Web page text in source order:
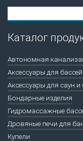
Каталог
Автономная
Аксессуары для
Аксессуары для саун и
Бондарные изделия
Гидромассажные
Дровяные печи для
Купели